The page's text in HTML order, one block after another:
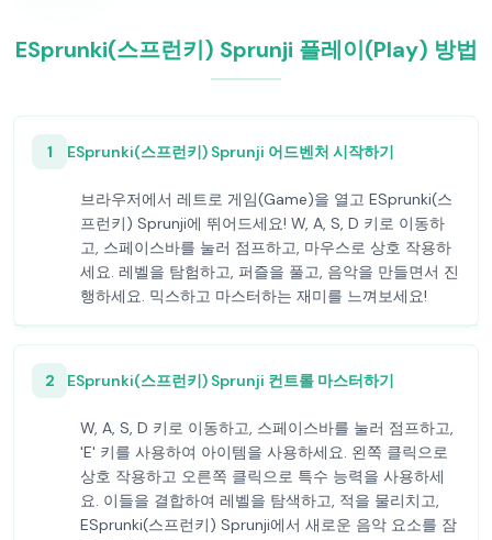
ESprunki(스프런키) Sprunji 플레이(Play) 방법
1 ESprunki(스프런키) Sprunji 어드벤처 시작하기
브라우저에서 레트로 게임(Game)을 열고 ESprunki(스
프런키) Sprunji에 뛰어드세요! W, A, S, D 키로 이동하
고, 스페이스바를 눌러 점프하고, 마우스로 상호 작용하
세요. 레벨을 탐험하고, 퍼즐을 풀고, 음악을 만들면서 진
행하세요. 믹스하고 마스터하는 재미를 느껴보세요!
2 ESprunki(스프런키) Sprunji 컨트롤 마스터하기
W, A, S, D 키로 이동하고, 스페이스바를 눌러 점프하고,
'E' 키를 사용하여 아이템을 사용하세요. 왼쪽 클릭으로
상호 작용하고 오른쪽 클릭으로 특수 능력을 사용하세
요. 이들을 결합하여 레벨을 탐색하고, 적을 물리치고,
ESprunki(스프런키) Sprunji에서 새로운 음악 요소를 잠